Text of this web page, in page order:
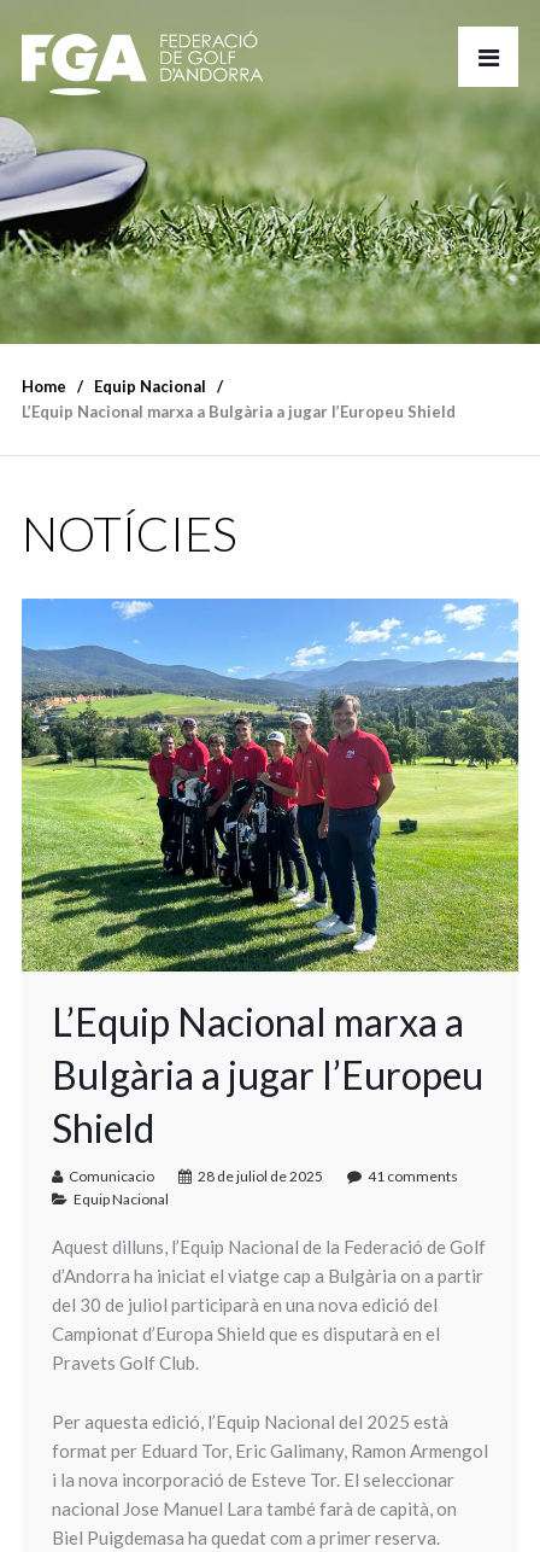
Home
Equip Nacional
L’Equip Nacional marxa a Bulgària a jugar l’Europeu Shield
NOTÍCIES
L’Equip Nacional marxa a
Bulgària a jugar l’Europeu
Shield
Comunicacio 28 de juliol de 2025
41 comments
Equip Nacional
Aquest dilluns, l’Equip Nacional de la Federació de Golf
d’Andorra ha iniciat el viatge cap a Bulgària on a partir
del 30 de juliol participarà en una nova edició del
Campionat d’Europa Shield que es disputarà en el
Pravets Golf Club.
Per aquesta edició, l’Equip Nacional del 2025 està
format per Eduard Tor, Eric Galimany, Ramon Armengol
i la nova incorporació de Esteve Tor. El seleccionar
nacional Jose Manuel Lara també farà de capità, on
Biel Puigdemasa ha quedat com a primer reserva.